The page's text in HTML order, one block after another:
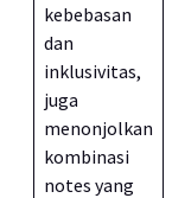
kebebasan
dan
inklusivitas,
juga
menonjolkan
kombinasi
notes yang